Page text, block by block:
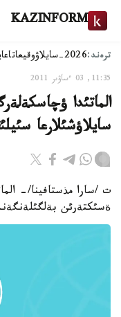
KAZINFORM
ترەند:2026-سايلاۋ وقيعا
11:35, 03 ءساۋىر 2011
الماتئدا
سايلاؤشئلارعا
ت /سارا مذستافينا/-
ةسئكتةرئن بةلگئلةنگةندةي،